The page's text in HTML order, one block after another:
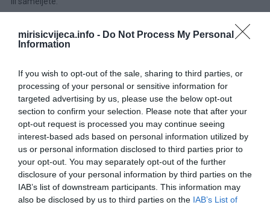
mirisicvijeca.info - Do Not Process My Personal
Information
If you wish to opt-out of the sale, sharing to third parties, or
processing of your personal or sensitive information for
targeted advertising by us, please use the below opt-out
section to confirm your selection. Please note that after your
opt-out request is processed you may continue seeing
interest-based ads based on personal information utilized by
us or personal information disclosed to third parties prior to
your opt-out. You may separately opt-out of the further
disclosure of your personal information by third parties on the
IAB’s list of downstream participants. This information may
also be disclosed by us to third parties on the IAB’s List of
Na taj način kompost postaje bogatiji i kvalitetniji za kasniju
upotrebu u vrtu ili saksijama. Male posude za sadnice Polovine
ljuski mogu poslužiti i kao prirodne mini-posude za klijanje
sjemena. Dovoljno je u njih staviti malo zemlje i sjeme, a kada